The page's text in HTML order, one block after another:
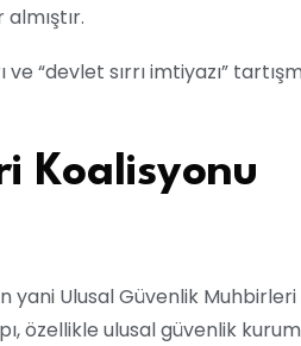
“devlet sırrı imtiyazı”
Koalisyonu
yani Ulusal Güvenlik Muhbirleri
özellikle ulusal güvenlik